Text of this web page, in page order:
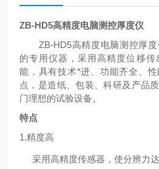
ZB-HD5高精度电脑测控厚度仪
ZB-HD5高精度电脑测控厚
的专用仪器，采用高精度位移
能，具有技术*进、功能齐全、
点，是造纸、包装、科研及产品
门理想的试验设备。
特点
1.精度高
采用高精度传感器，使分辨力达